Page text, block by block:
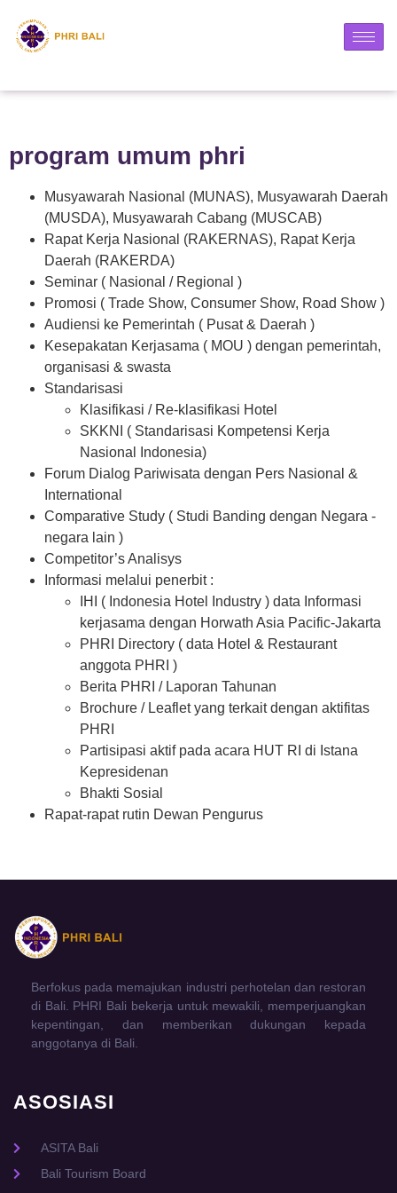
program umum phri
Musyawarah Nasional (MUNAS), Musyawarah Daerah
(MUSDA), Musyawarah Cabang (MUSCAB)
Rapat Kerja Nasional (RAKERNAS), Rapat Kerja
Daerah (RAKERDA)
Seminar ( Nasional / Regional )
Promosi ( Trade Show, Consumer Show, Road Show )
Audiensi ke Pemerintah ( Pusat & Daerah )
Kesepakatan Kerjasama ( MOU ) dengan pemerintah,
organisasi & swasta
Standarisasi
Klasifikasi / Re-klasifikasi Hotel
SKKNI ( Standarisasi Kompetensi Kerja
Nasional Indonesia)
Forum Dialog Pariwisata dengan Pers Nasional &
International
Comparative Study ( Studi Banding dengan Negara -
negara lain )
Competitor’s Analisys
Informasi melalui penerbit :
IHI ( Indonesia Hotel Industry ) data Informasi
kerjasama dengan Horwath Asia Pacific-Jakarta
PHRI Directory ( data Hotel & Restaurant
anggota PHRI )
Berita PHRI / Laporan Tahunan
Brochure / Leaflet yang terkait dengan aktifitas
PHRI
Partisipasi aktif pada acara HUT RI di Istana
Kepresidenan
Bhakti Sosial
Rapat-rapat rutin Dewan Pengurus
Berfokus pada memajukan industri perhotelan dan restoran
di Bali. PHRI Bali bekerja untuk mewakili, memperjuangkan
kepentingan, dan memberikan dukungan kepada
anggotanya di Bali.
ASOSIASI
ASITA Bali
Bali Tourism Board